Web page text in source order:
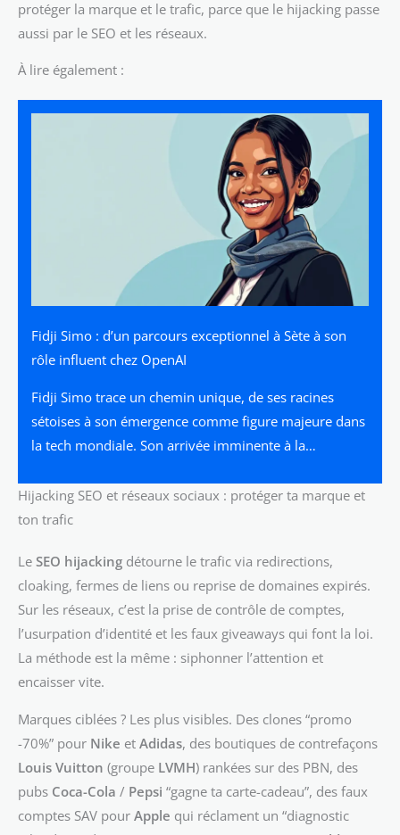
protéger la marque et le trafic, parce que le hijacking passe
aussi par le SEO et les réseaux.
À lire également :
Fidji Simo : d’un parcours exceptionnel à Sète à son
rôle influent chez OpenAI
Fidji Simo trace un chemin unique, de ses racines
sétoises à son émergence comme figure majeure dans
la tech mondiale. Son arrivée imminente à la…
Hijacking SEO et réseaux sociaux : protéger ta marque et
ton trafic
Le SEO hijacking détourne le trafic via redirections,
cloaking, fermes de liens ou reprise de domaines expirés.
Sur les réseaux, c’est la prise de contrôle de comptes,
l’usurpation d’identité et les faux giveaways qui font la loi.
La méthode est la même : siphonner l’attention et
encaisser vite.
Marques ciblées ? Les plus visibles. Des clones “promo
-70%” pour Nike et Adidas, des boutiques de contrefaçons
Louis Vuitton (groupe LVMH) rankées sur des PBN, des
pubs Coca-Cola / Pepsi “gagne ta carte-cadeau”, des faux
comptes SAV pour Apple qui réclament un “diagnostic